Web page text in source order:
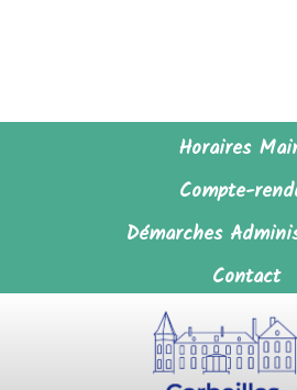
Horaires
Compte-
Démarches
Contact